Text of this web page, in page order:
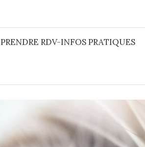
PRENDRE RDV-INFOS PRATIQUES